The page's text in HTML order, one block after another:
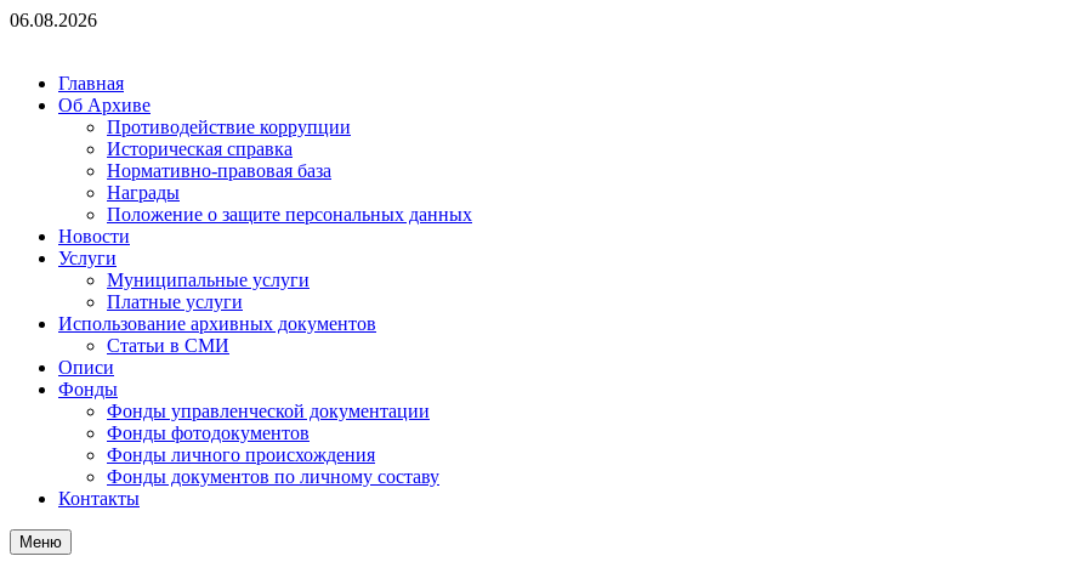
Перейти
06.08.2026
Главная
Об Архиве
Противодействие коррупции
Историческая справка
Нормативно-правовая база
Награды
Положение о защите персональных данных
Новости
Услуги
Муниципальные услуги
Платные услуги
Использование архивных документов
Статьи в СМИ
Описи
Фонды
Фонды управленческой документации
Фонды фотодокументов
Фонды личного происхождения
Фонды документов по личному составу
Контакты
Меню